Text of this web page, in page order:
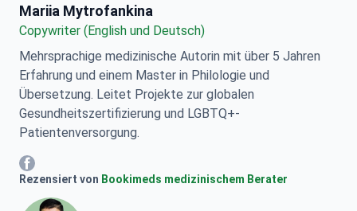
Mariia Mytrofankina
Mariia Mytrofankina
Copywriter (English und Deutsch)
Mehrsprachige medizinische Autorin mit über 5 Jahren
Erfahrung und einem Master in Philologie und
Übersetzung. Leitet Projekte zur globalen
Gesundheitszertifizierung und LGBTQ+-
Patientenversorgung.
Mariia Mytrofankina Facebook
Rezensiert von Bookimeds medizinischem Berater